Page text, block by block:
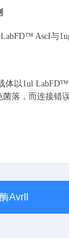
AscI与
体以1ul
菌落，而连接错
AvrII